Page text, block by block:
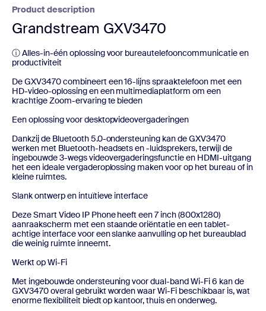
Product description
Grandstream GXV3470
ⓘ Alles-in-één oplossing voor bureautelefooncommunicatie en
productiviteit
De GXV3470 combineert een 16-lijns spraaktelefoon met een
HD-video-oplossing en een multimediaplatform om een
krachtige Zoom-ervaring te bieden
Een oplossing voor desktopvideovergaderingen
Dankzij de Bluetooth 5.0-ondersteuning kan de GXV3470
werken met Bluetooth-headsets en -luidsprekers, terwijl de
ingebouwde 3-wegs videovergaderingsfunctie en HDMI-uitgang
het een ideale vergaderoplossing maken voor op het bureau of in
kleine ruimtes.
Slank ontwerp en intuïtieve interface
Deze Smart Video IP Phone heeft een 7 inch (800x1280)
aanraakscherm met een staande oriëntatie en een tablet-
achtige interface voor een slanke aanvulling op het bureaublad
die weinig ruimte inneemt.
Werkt op Wi-Fi
Met ingebouwde ondersteuning voor dual-band Wi-Fi 6 kan de
GXV3470 overal gebruikt worden waar Wi-Fi beschikbaar is, wat
enorme flexibiliteit biedt op kantoor, thuis en onderweg.